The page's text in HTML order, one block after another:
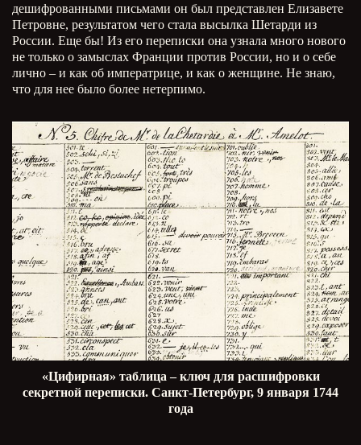
дешифрованными письмами он был представлен Елизавете
Петровне, результатом чего стала высылка Шетарди из
России. Еще бы! Из его переписки она узнала много нового
не только о замыслах Франции против России, но и о себе
лично – и как об императрице, и как о женщине. Не знаю,
что для нее было более нетерпимо.
«Цифирная» таблица – ключ для расшифровки
секретной переписки. Санкт-Петербург, 9 января 1744
года